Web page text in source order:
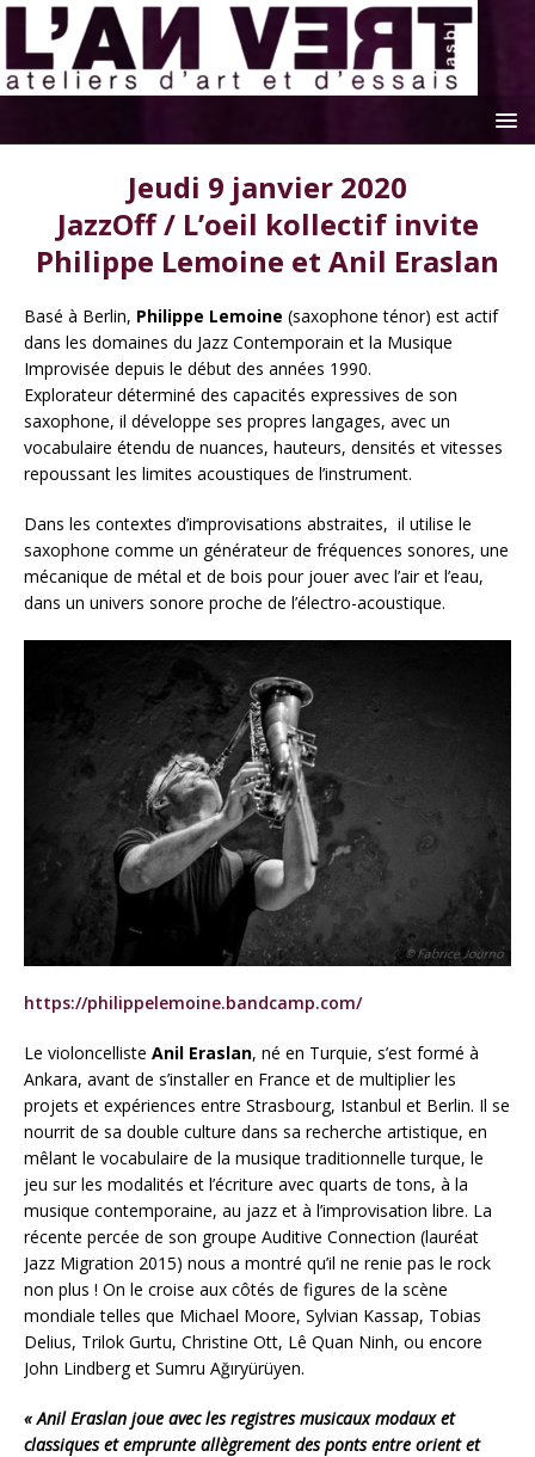
Jeudi 9 janvier 2020
JazzOff / L’oeil kollectif invite
Philippe Lemoine et Anil Eraslan
Basé à Berlin, Philippe Lemoine (saxophone ténor) est actif
dans les domaines du Jazz Contemporain et la Musique
Improvisée depuis le début des années 1990.
Explorateur déterminé des capacités expressives de son
saxophone, il développe ses propres langages, avec un
vocabulaire étendu de nuances, hauteurs, densités et vitesses
repoussant les limites acoustiques de l’instrument.
Dans les contextes d’improvisations abstraites, il utilise le
saxophone comme un générateur de fréquences sonores, une
mécanique de métal et de bois pour jouer avec l’air et l’eau,
dans un univers sonore proche de l’électro-acoustique.
https://philippelemoine.bandcamp.com/
Le violoncelliste Anil Eraslan, né en Turquie, s’est formé à
Ankara, avant de s’installer en France et de multiplier les
projets et expériences entre Strasbourg, Istanbul et Berlin. Il se
nourrit de sa double culture dans sa recherche artistique, en
mêlant le vocabulaire de la musique traditionnelle turque, le
jeu sur les modalités et l’écriture avec quarts de tons, à la
musique contemporaine, au jazz et à l’improvisation libre. La
récente percée de son groupe Auditive Connection (lauréat
Jazz Migration 2015) nous a montré qu’il ne renie pas le rock
non plus ! On le croise aux côtés de figures de la scène
mondiale telles que Michael Moore, Sylvian Kassap, Tobias
Delius, Trilok Gurtu, Christine Ott, Lê Quan Ninh, ou encore
John Lindberg et Sumru Ağıryürüyen.
« Anil Eraslan joue avec les registres musicaux modaux et
classiques et emprunte allègrement des ponts entre orient et